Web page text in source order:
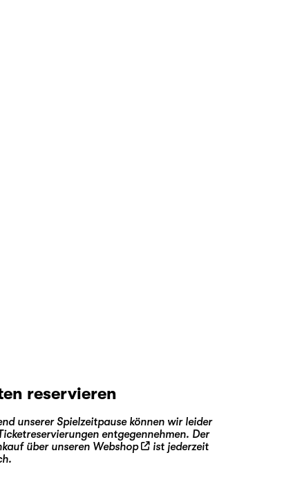
reservieren
unserer Spielzeitpause können wir leider
entgegennehmen. Der
über unseren Webshop
ist jederzeit